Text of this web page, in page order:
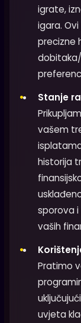
igrate,
igara.
precizne
Stanje
vašem
historija
sporova
vaših
Pratimo
uvjeta